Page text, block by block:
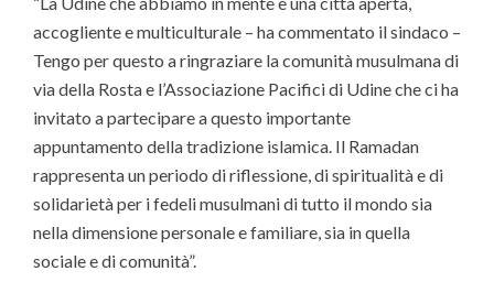
accogliente e multiculturale – ha commentato il sindaco –
Tengo per questo a ringraziare la comunità musulmana di
via della Rosta e l’Associazione Pacifici di Udine che ci ha
invitato a partecipare a questo importante
appuntamento della tradizione islamica. Il Ramadan
rappresenta un periodo di riflessione, di spiritualità e di
solidarietà per i fedeli musulmani di tutto il mondo sia
nella dimensione personale e familiare, sia in quella
sociale e di comunità”.